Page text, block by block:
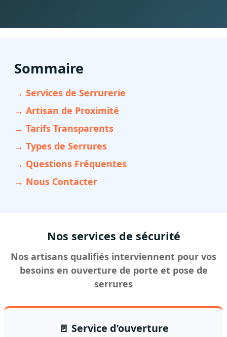
Sommaire
→ Services de Serrurerie
→ Artisan de Proximité
→ Tarifs Transparents
→ Types de Serrures
→ Questions Fréquentes
→ Nous Contacter
Nos services de sécurité
Nos artisans qualifiés interviennent pour vos
besoins en ouverture de porte et pose de
serrures
🚪 Service d’ouverture